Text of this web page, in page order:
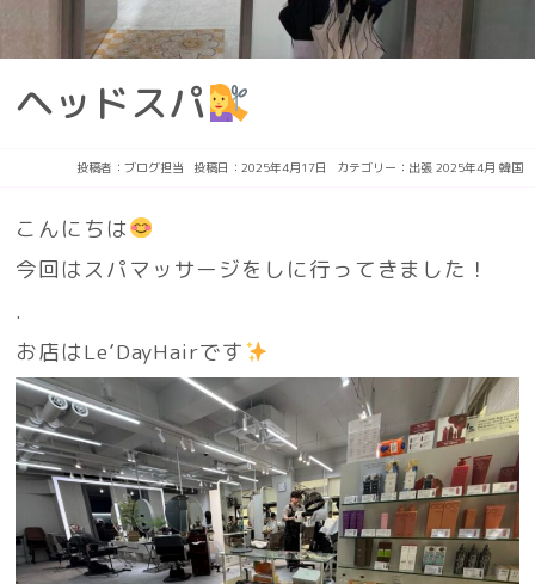
ヘッドスパ
投稿者： ブログ担当 投稿日：2025年4月17日 カテゴリー： 出張 2025年4月 韓国
こんにちは
今回はスパマッサージをしに行ってきました！
.
お店はLe’DayHairです